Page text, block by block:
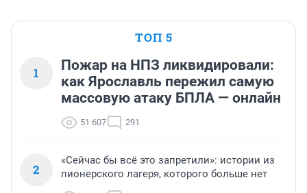
ТОП 5
1
Пожар на НПЗ ликвидировали:
как Ярославль пережил самую
массовую атаку БПЛА — онлайн
51 607 291
2
«Сейчас бы всё это запретили»: истории из
пионерского лагеря, которого больше нет